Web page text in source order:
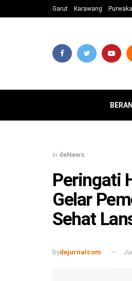
Garut Karawang
in deNews
Peringati
Gelar
Sehat
bydejurnalcom